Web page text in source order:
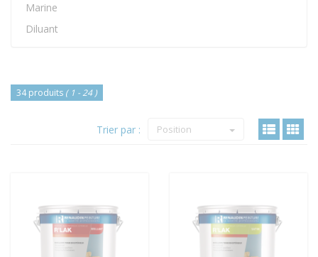
Marine
Diluant
34 produits ( 1 - 24 )
Trier par : Position